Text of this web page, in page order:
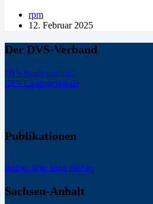
rpm
12. Februar 2025
Der DVS-Verband
DVS-Bundesverband
DVS-Landesverbände
Publikationen
Richter ohne Robe (RohR)
Sachsen-Anhalt